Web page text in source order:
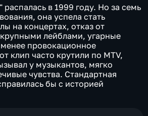
в 1999 году. Но за семь
она успела стать
на концертах, отказ от
лейблами, угарные
провокационное
клип часто крутили по MTV,
у музыкантов, мягко
чувства. Стандартная
бы с историей